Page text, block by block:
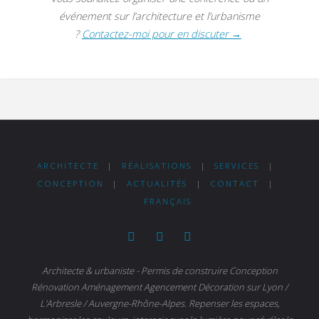
événement sur l’architecture et l’urbanisme
? Contactez-moi pour en discuter →
ARCHITECTE | RÉALISATIONS | SERVICES
|
CONCEPTION
| ACTUALITÉS | CONTACT
|
FRANÇAIS
Architecte & urbaniste - Permis de construire Conception
Rénovation Aménagement Agencement Décoration sur Lyon /
L'Arbresle / Auvergne-Rhône-Alpes. Repenser les espaces,